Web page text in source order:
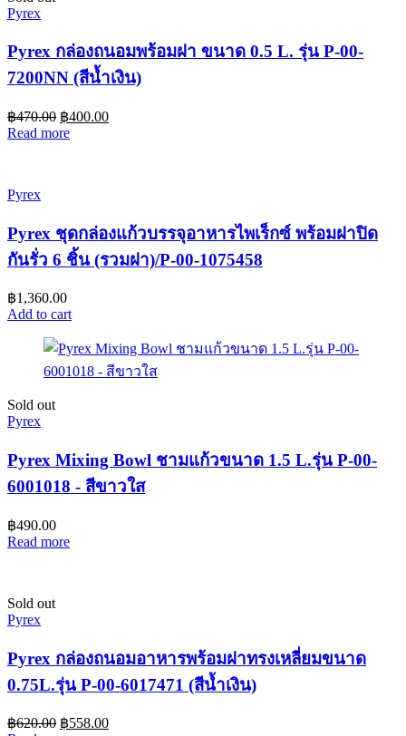
Pyrex
Pyrex กล่องถนอมพร้อมฝา ขนาด 0.5 L. รุ่น P-00-
7200NN (สีน้ำเงิน)
฿470.00 ฿400.00
Read more
Pyrex
Pyrex ชุดกล่องแก้วบรรจุอาหารไพเร็กซ์ พร้อมฝาปิด
กันรั่ว 6 ชิ้น (รวมฝา)/P-00-1075458
฿1,360.00
Add to cart
Sold out
Pyrex
Pyrex Mixing Bowl ชามแก้วขนาด 1.5 L.รุ่น P-00-
6001018 - สีขาวใส
฿490.00
Read more
Sold out
Pyrex
Pyrex กล่องถนอมอาหารพร้อมฝาทรงเหลี่ยมขนาด
0.75L.รุ่น P-00-6017471 (สีน้ำเงิน)
฿620.00 ฿558.00